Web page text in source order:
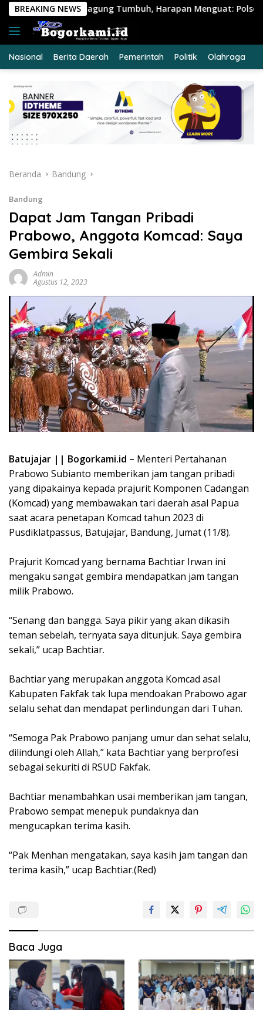
Langsung
konten
BREAKING NEWS
Tumbuh, Harapan Menguat: Polsek Kandis Kawal
Nasional Berita Daerah Pemerintah Politik Olahraga
Beranda Bandung
Bandung
Dapat Jam Tangan Pribadi
Prabowo, Anggota Komcad: Saya
Gembira Sekali
Admin
Agustus 12, 2023
Batujajar || Bogorkami.id – Menteri Pertahanan
Prabowo Subianto memberikan jam tangan pribadi
yang dipakainya kepada prajurit Komponen Cadangan
(Komcad) yang membawakan tari daerah asal Papua
saat acara penetapan Komcad tahun 2023 di
Pusdiklatpassus, Batujajar, Bandung, Jumat (11/8).
Prajurit Komcad yang bernama Bachtiar Irwan ini
mengaku sangat gembira mendapatkan jam tangan
milik Prabowo.
“Senang dan bangga. Saya pikir yang akan dikasih
teman sebelah, ternyata saya ditunjuk. Saya gembira
sekali,” ucap Bachtiar.
Bachtiar yang merupakan anggota Komcad asal
Kabupaten Fakfak tak lupa mendoakan Prabowo agar
selalu sehat dan mendapat perlindungan dari Tuhan.
“Semoga Pak Prabowo panjang umur dan sehat selalu,
dilindungi oleh Allah,” kata Bachtiar yang berprofesi
sebagai sekuriti di RSUD Fakfak.
Bachtiar menambahkan usai memberikan jam tangan,
Prabowo sempat menepuk pundaknya dan
mengucapkan terima kasih.
“Pak Menhan mengatakan, saya kasih jam tangan dan
terima kasih,” ucap Bachtiar.(Red)
Baca Juga